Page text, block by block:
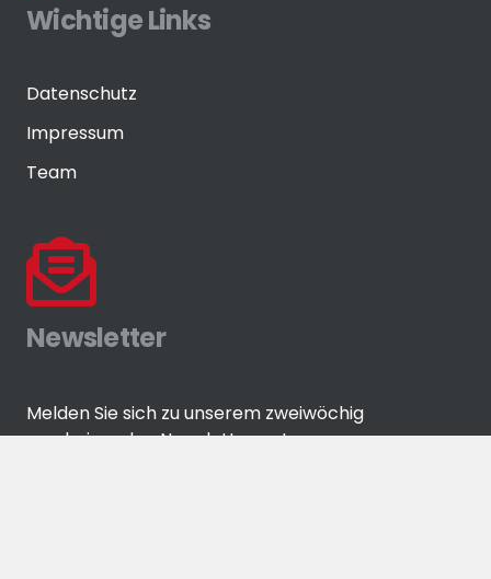
Wichtige Links
Datenschutz
Impressum
Team
Newsletter
Melden Sie sich zu unserem zweiwöchig
erscheinenden Newsletter an!